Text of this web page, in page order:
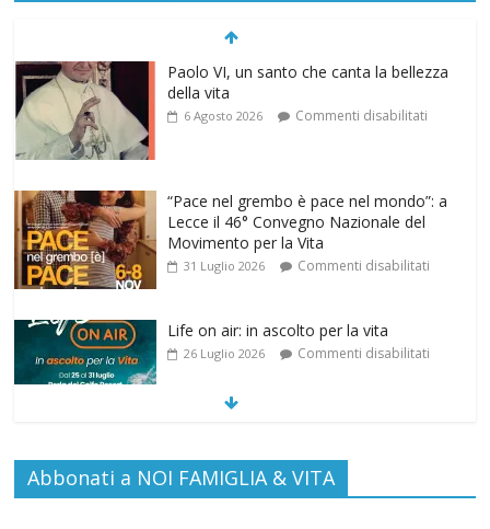
Paolo VI, un santo che canta la bellezza
della vita
6 Agosto 2026 Commenti disabilitati
“Pace nel grembo è pace nel mondo”: a
Lecce il 46° Convegno Nazionale del
Movimento per la Vita
31 Luglio 2026 Commenti disabilitati
Life on air: in ascolto per la vita
26 Luglio 2026 Commenti disabilitati
SAMARITANI 2.0: la risposta di Federvita
Emilia Romagna al suicidio assistito per
legge
Abbonati a NOI FAMIGLIA & VITA